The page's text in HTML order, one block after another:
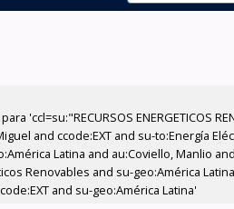
'ccl=su:"RECURSOS ENERGETICOS
and ccode:EXT and su-to:Energía
Latina and au:Coviello, Manlio
Renovables and su-geo:América
and su-geo:América Latina'